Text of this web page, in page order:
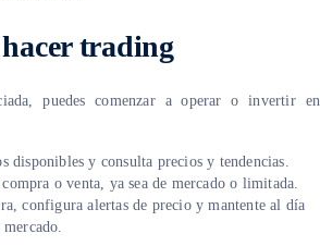
trading
puedes comenzar a operar o invertir en
disponibles y consulta precios y tendencias.
o venta, ya sea de mercado o limitada.
configura alertas de precio y mantente al día